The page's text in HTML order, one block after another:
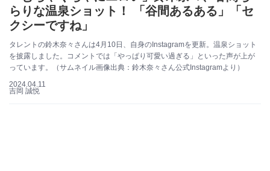
らりな温泉ショット！ 「谷間あるある」「セ
クシーですね」
タレントの鈴木奈々さんは4月10日、自身のInstagramを更新。温泉ショット
を披露しました。コメントでは「やっぱり可愛い過ぎる」といった声が上が
っています。（サムネイル画像出典：鈴木奈々さん公式Instagramより）
2024.04.11
吉岡 誠悦